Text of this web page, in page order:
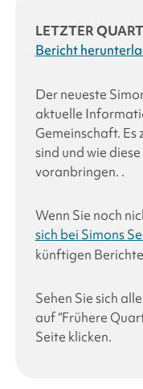
LETZTER
Bericht
Der neueste
aktuelle
Gemeinschaft.
sind und wie
voranbringen. .
Wenn Sie noch
sich bei Simons
künftigen
Sehen Sie sich
auf “Frühere
Seite klicken.